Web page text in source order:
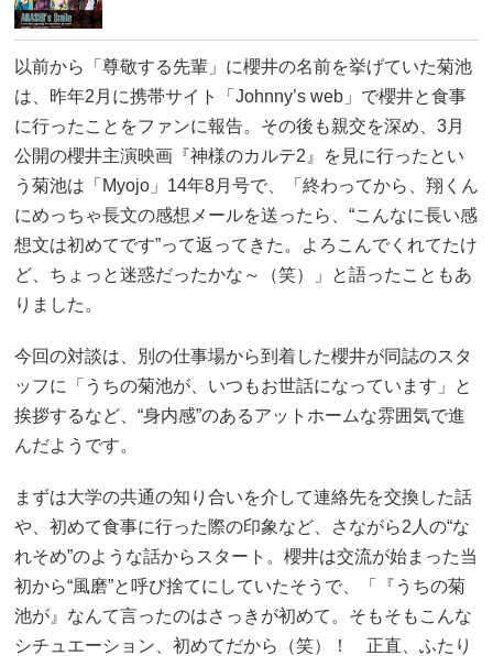
以前から「尊敬する先輩」に櫻井の名前を挙げていた菊池
は、昨年2月に携帯サイト「Johnny’s web」で櫻井と食事
に行ったことをファンに報告。その後も親交を深め、3月
公開の櫻井主演映画『神様のカルテ2』を見に行ったとい
う菊池は「Myojo」14年8月号で、「終わってから、翔くん
にめっちゃ長文の感想メールを送ったら、“こんなに長い感
想文は初めてです”って返ってきた。よろこんでくれてたけ
ど、ちょっと迷惑だったかな～（笑）」と語ったこともあ
りました。
今回の対談は、別の仕事場から到着した櫻井が同誌のスタ
ッフに「うちの菊池が、いつもお世話になっています」と
挨拶するなど、“身内感”のあるアットホームな雰囲気で進
んだようです。
まずは大学の共通の知り合いを介して連絡先を交換した話
や、初めて食事に行った際の印象など、さながら2人の“な
れそめ”のような話からスタート。櫻井は交流が始まった当
初から“風磨”と呼び捨てにしていたそうで、「『うちの菊
池が』なんて言ったのはさっきが初めて。そもそもこんな
シチュエーション、初めてだから（笑）！ 正直、ふたり